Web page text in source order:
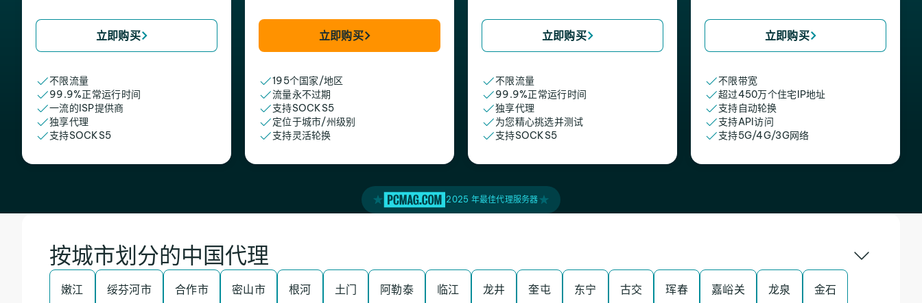
立即购买
不限流量
99.9%正常运行时间
一流的ISP提供商
独享代理
支持SOCKS5
立即购买
195个国家/地区
流量永不过期
支持SOCKS5
定位于城市/州级别
支持灵活轮换
立即购买
不限流量
99.9%正常运行时间
独享代理
为您精心挑选并测试
支持SOCKS5
立即购买
不限带宽
超过450万个住宅IP地址
支持自动轮换
支持API访问
支持5G/4G/3G网络
2025 年最佳代理服务器
按城市划分的中国代理
嫩江 绥芬河市 合作市 密山市 根河 土门 阿勒泰 临江 龙井 奎屯 东宁 古交 珲春 嘉峪关 龙泉 金石